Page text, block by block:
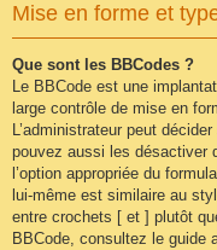
Mise en forme et
Que sont les BBCodes ?
Le BBCode est une
large contrôle de mise en
L’administrateur peut
pouvez aussi les désactiver
l’option appropriée du
lui-même est similaire au
entre crochets [ et ] plutôt
BBCode, consultez le guide